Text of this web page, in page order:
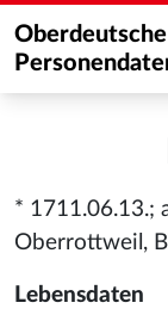
Oberdeutsche
* 1711.06.13.;
Oberrottweil,
Lebensdaten